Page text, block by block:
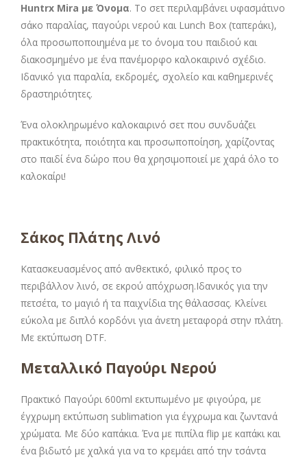
Huntrx Mira με Όνομα. Το σετ περιλαμβάνει υφασμάτινο
σάκο παραλίας, παγούρι νερού και Lunch Box (ταπεράκι),
όλα προσωποποιημένα με το όνομα του παιδιού και
διακοσμημένο με ένα πανέμορφο καλοκαιρινό σχέδιο.
Ιδανικό για παραλία, εκδρομές, σχολείο και καθημερινές
δραστηριότητες.
Ένα ολοκληρωμένο καλοκαιρινό σετ που συνδυάζει
πρακτικότητα, ποιότητα και προσωποποίηση, χαρίζοντας
στο παιδί ένα δώρο που θα χρησιμοποιεί με χαρά όλο το
καλοκαίρι!
Σάκος Πλάτης Λινό
Κατασκευασμένος από ανθεκτικό, φιλικό προς το
περιβάλλον λινό, σε εκρού απόχρωση.Ιδανικός για την
πετσέτα, το μαγιό ή τα παιχνίδια της θάλασσας. Κλείνει
εύκολα με διπλό κορδόνι για άνετη μεταφορά στην πλάτη.
Με εκτύπωση DTF.
Μεταλλικό Παγούρι Νερού
Πρακτικό Παγούρι 600ml εκτυπωμένο με φιγούρα, με
έγχρωμη εκτύπωση sublimation για έγχρωμα και ζωντανά
χρώματα. Με δύο καπάκια. Ένα με πιπίλα flip με καπάκι και
ένα βιδωτό με χαλκά για να το κρεμάει από την τσάντα